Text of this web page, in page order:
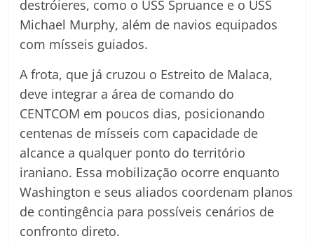
destróieres, como o USS Spruance e o USS
Michael Murphy, além de navios equipados
com mísseis guiados.
A frota, que já cruzou o Estreito de Malaca,
deve integrar a área de comando do
CENTCOM em poucos dias, posicionando
centenas de mísseis com capacidade de
alcance a qualquer ponto do território
iraniano. Essa mobilização ocorre enquanto
Washington e seus aliados coordenam planos
de contingência para possíveis cenários de
confronto direto.